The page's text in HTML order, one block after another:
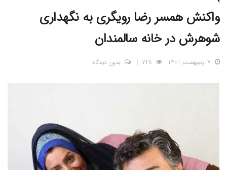
واکنش همسر رضا رویگری به نگهداری
شوهرش در خانه سالمندان
7 اردیبهشت, 1401 بدون دیدگاه